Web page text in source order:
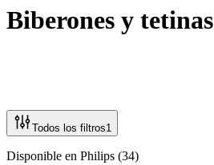
Biberones y tetinas
Todos los filtros1
Disponible en Philips (34)